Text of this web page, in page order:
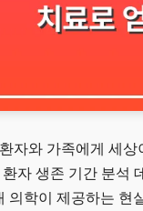
자와 가족에게 세
자 생존 기간 분석
의학이 제공하는 현